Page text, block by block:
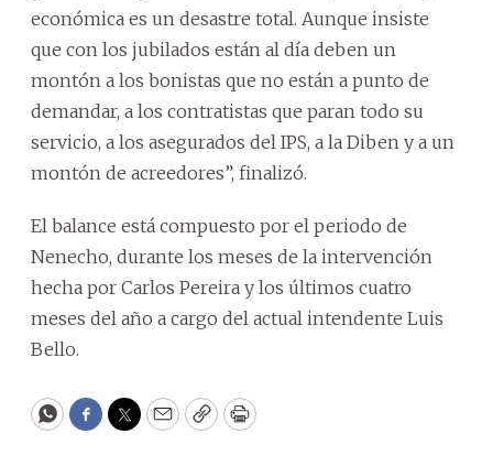
económica es un desastre total. Aunque insiste
que con los jubilados están al día deben un
montón a los bonistas que no están a punto de
demandar, a los contratistas que paran todo su
servicio, a los asegurados del IPS, a la Diben y a un
montón de acreedores”, finalizó.
El balance está compuesto por el periodo de
Nenecho, durante los meses de la intervención
hecha por Carlos Pereira y los últimos cuatro
meses del año a cargo del actual intendente Luis
Bello.
WhatsApp
Facebook
Twitter
EmailCopyPrint